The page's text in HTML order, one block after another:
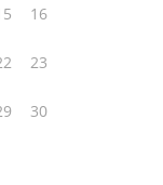
16
23
30